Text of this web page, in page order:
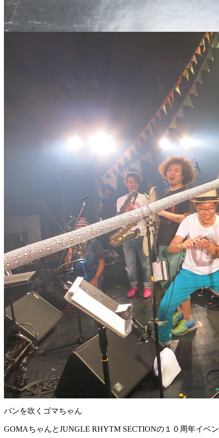
パンを吹くゴマちゃん
GOMAちゃんとJUNGLE RHYTM SECTIONの１０周年イベ